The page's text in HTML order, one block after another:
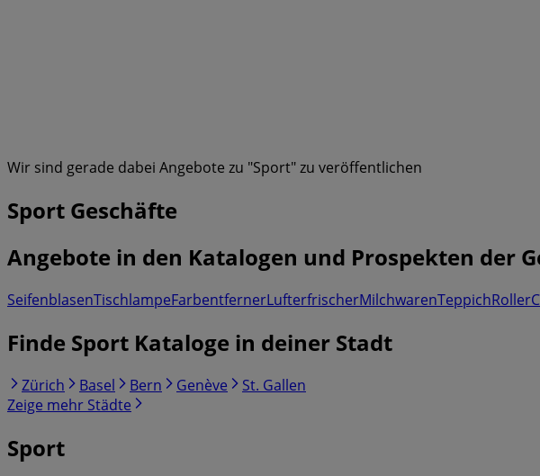
Wir sind gerade dabei Angebote zu "Sport" zu veröffentlichen
Sport Geschäfte
Angebote in den Katalogen und Prospekten der
SeifenblasenTischlampeFarbentfernerLufterfrischerMilchwarenTeppichRoller
Finde Sport Kataloge in deiner Stadt
Zürich Basel Bern Genève
St. Gallen
Zeige mehr Städte
Sport